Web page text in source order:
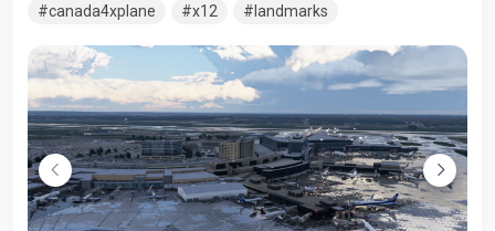
Фредерика Маккола. На нынешнее местоположение
войны правительство Канады использовало аэропорт как
государственную авиабазу. За это время были построены
новые взлётно-посадочные полосы и
canada4xplane
x12 landmarks